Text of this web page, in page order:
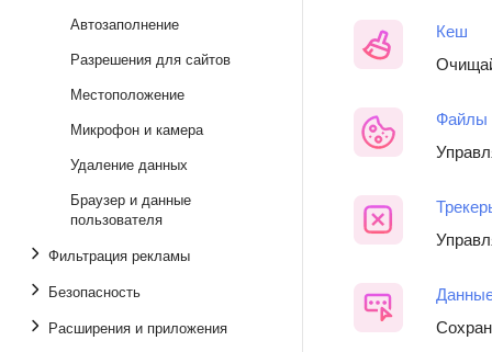
Автозаполнение
Разрешения для сайтов
Местоположение
Микрофон и камера
Удаление данных
Браузер и данные
пользователя
Фильтрация рекламы
Безопасность
Расширения и приложения
Кеш
Файлы